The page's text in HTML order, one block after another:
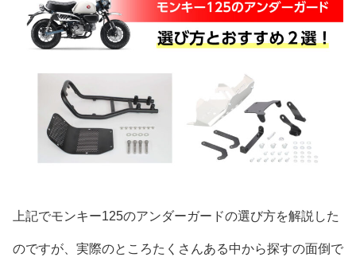
上記でモンキー125のアンダーガードの選び方を解説した
のですが、実際のところたくさんある中から探すの面倒で